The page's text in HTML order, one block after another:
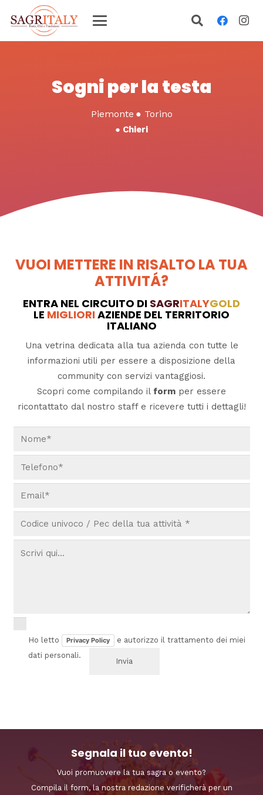
Sogni per la testa
Piemonte ● Torino
● Chieri
VUOI METTERE IN RISALTO LA TUA
ATTIVITÁ?
ENTRA NEL CIRCUITO DI SAGRITALYGOLD
LE MIGLIORIAZIENDE DEL TERRITORIO
ITALIANO
Una vetrina dedicata alla tua azienda con tutte le
informazioni utili per essere a disposizione della
community con servizi vantaggiosi.
Scopri come compilando il form per essere
ricontattato dal nostro staff e ricevere tutti i dettagli!
Ho letto Privacy Policy
e autorizzo il trattamento dei miei
dati personali.
Segnala il tuo evento!
Vuoi promuovere la tua sagra o evento?
Compila il form, la nostra redazione verificherà per un